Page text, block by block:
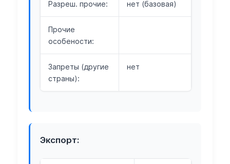
Разреш. прочие: нет (базовая)
Прочие
особености:
Запреты (другие
страны):
нет
Экспорт: